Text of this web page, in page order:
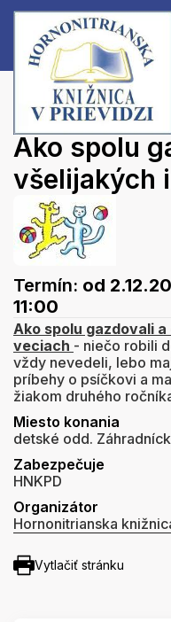
Hlavná stránka
Podujatia
Ako spolu gazdovali a ešte
Ako spolu
všelijakých
Termín: od
11:00
Ako spolu gazdovali
veciach - niečo robili
vždy nevedeli, lebo
príbehy o psíčkovi a
žiakom druhého
Miesto konania
detské odd.
Zabezpečuje
HNKPD
Organizátor
Hornonitrianska
Vytlačiť stránku